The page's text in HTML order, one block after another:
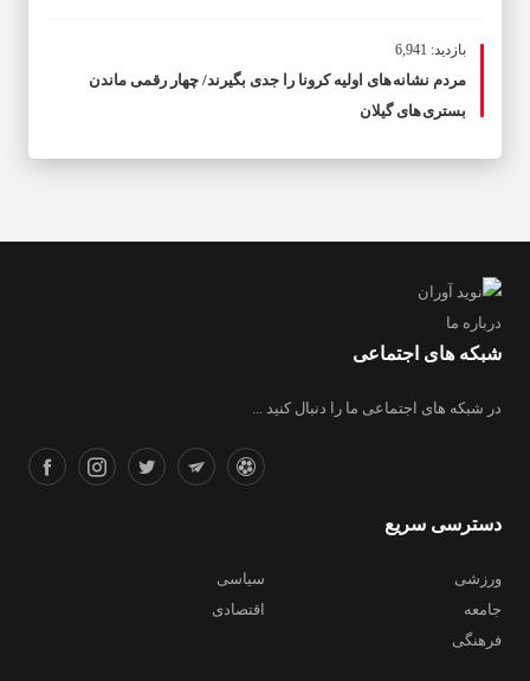
بازدید: 6,941
مردم نشانه های اولیه کرونا را جدی بگیرند/ چهار رقمی ماندن
بستری های گیلان
درباره ما
شبکه های اجتماعی
در شبکه های اجتماعی ما را دنبال کنید ...
دسترسی سریع
ورزشی
سیاسی
جامعه
اقتصادی
فرهنگی